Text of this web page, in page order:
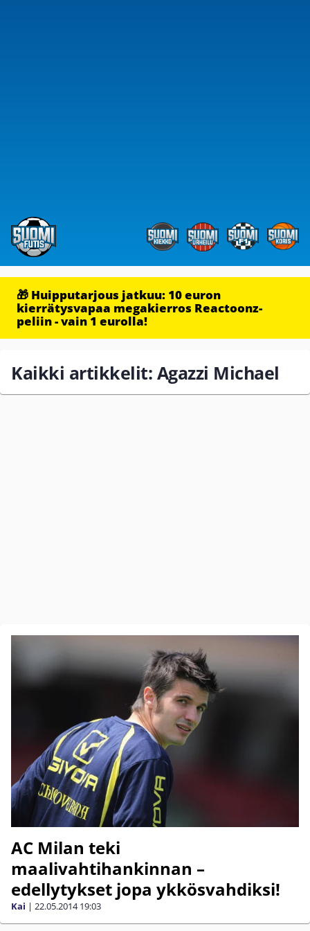
🎁 Huipputarjous jatkuu: 10 euron
kierrätysvapaa megakierros Reactoonz-
peliin - vain 1 eurolla!
Kaikki artikkelit: Agazzi Michael
AC Milan teki
maalivahtihankinnan –
edellytykset jopa ykkösvahdiksi!
Kai | 22.05.2014 19:03